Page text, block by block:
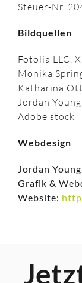
Steuer-Nr.
Bildquellen
Fotolia LLC,
Monika
Katharina Ott
Jordan Young
Adobe stock
Webdesign
Jordan Young
Grafik &
Website: